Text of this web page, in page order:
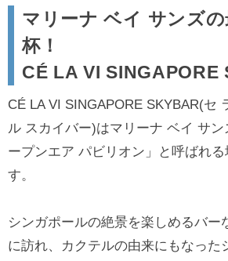
マリーナ ベイ サンズ
杯！
CÉ LA VI SINGAPORE
CÉ LA VI SINGAPORE SKYBAR(セ
ル スカイバー)はマリーナ ベイ サン
ープンエア パビリオン」と呼ばれ
す。
シンガポールの絶景を楽しめるバー
に訪れ、カクテルの由来にもなった